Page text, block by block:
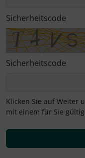
Sicherheitscode
Sicherheitscode
Klicken Sie auf Weiter
mit einem für Sie
Matrair
mh-Betten
Mr Sandmann